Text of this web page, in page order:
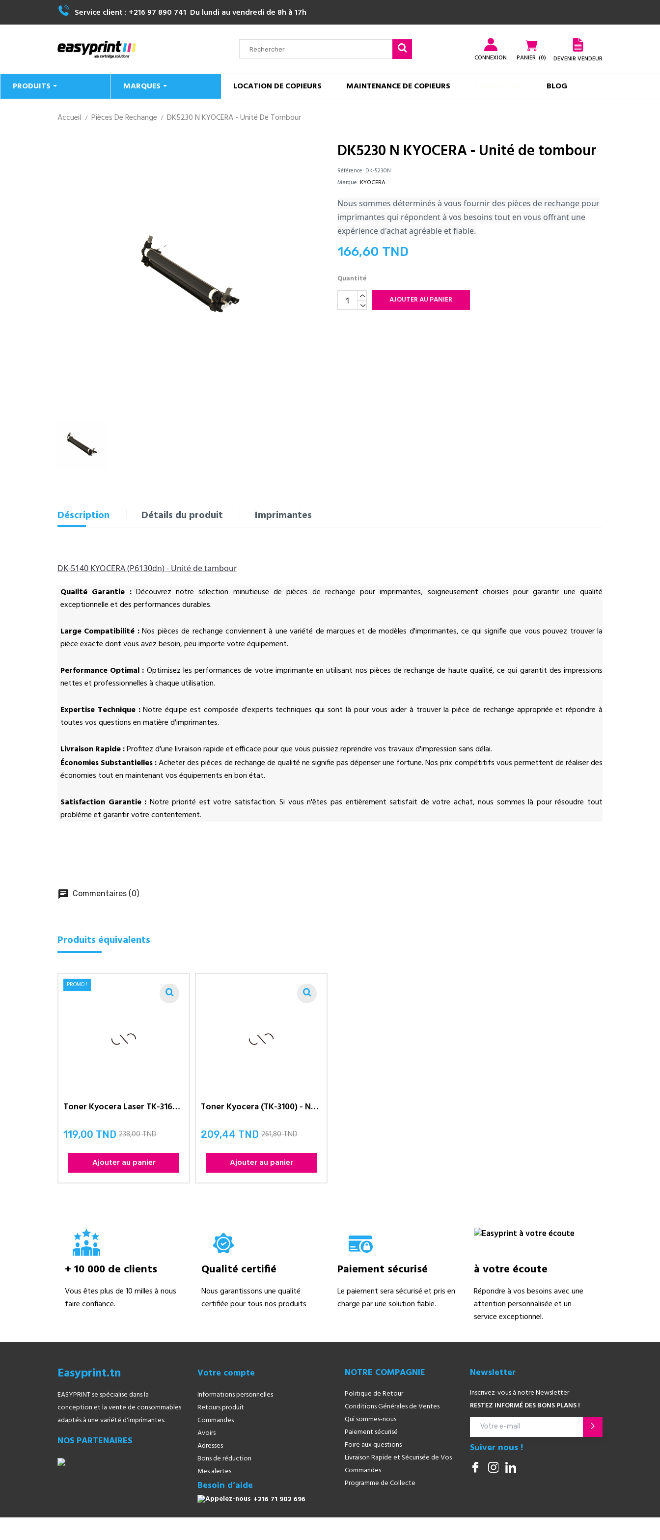
Service client : +216 97 890 741 Du lundi au vendredi de 8h à 17h
CONNEXION PANIER (0) DEVENIR VENDEUR
PRODUITS MARQUES LOCATION DE COPIEURS MAINTENANCE DE COPIEURS BLOG
Accueil Pièces De Rechange DK5230 N KYOCERA - Unité De Tombour
DK5230 N KYOCERA - Unité de tombour
Référence: DK-5230N
Marque: KYOCERA
Nous sommes déterminés à vous fournir des pièces de rechange pour
imprimantes qui répondent à vos besoins tout en vous offrant une
expérience d'achat agréable et fiable.
166,60 TND
Quantité
AJOUTER AU PANIER
Déscription Détails du produit Imprimantes
DK-5140 KYOCERA (P6130dn) - Unité de tambour
Qualité Garantie : Découvrez notre sélection minutieuse de pièces de rechange pour imprimantes, soigneusement choisies pour garantir une qualité
exceptionnelle et des performances durables.
Large Compatibilité :Nos pièces de rechange conviennent à une variété de marques et de modèles d'imprimantes, ce qui signifie que vous pouvez trouver la
pièce exacte dont vous avez besoin, peu importe votre équipement.
Performance Optimal : Optimisez les performances de votre imprimante en utilisant nos pièces de rechange de haute qualité, ce qui garantit des impressions
nettes et professionnelles à chaque utilisation.
Expertise Technique :Notre équipe est composée d'experts techniques qui sont là pour vous aider à trouver la pièce de rechange appropriée et répondre à
toutes vos questions en matière d'imprimantes.
Livraison Rapide :Profitez d'une livraison rapide et efficace pour que vous puissiez reprendre vos travaux d'impression sans délai.
Économies Substantielles :Acheter des pièces de rechange de qualité ne signifie pas dépenser une fortune. Nos prix compétitifs vous permettent de réaliser des
économies tout en maintenant vos équipements en bon état.
Satisfaction Garantie : Notre priorité est votre satisfaction. Si vous n'êtes pas entièrement satisfait de votre achat, nous sommes là pour résoudre tout
problème et garantir votre contentement.
chat Commentaires (0)
Produits équivalents
Toner Kyocera Laser TK-3160 - NOIR
Prix
119,00 TND 238,00 TND
Ajouter au panier
PROMO !
Toner Kyocera (TK-3100) - Noir
Prix
209,44 TND 261,80 TND
Ajouter au panier
+ 10 000 de clients
Vous êtes plus de 10 milles à nous
faire confiance.
Qualité certifié
Nous garantissons une qualité
certifiée pour tous nos produits
Paiement sécurisé
Le paiement sera sécurisé et pris en
charge par une solution fiable.
à votre écoute
Répondre à vos besoins avec une
attention personnalisée et un
service exceptionnel.
Easyprint.tn
EASYPRINT se spécialise dans la
conception et la vente de consommables
adaptés à une variété d'imprimantes.
NOS PARTENAIRES
Votre compte
Informations personnelles
Retours produit
Commandes
Avoirs
Adresses
Bons de réduction
Mes alertes
Besoin d’aide
+216 71 902 696
NOTRE COMPAGNIE
Politique de Retour
Conditions Générales de Ventes
Qui sommes-nous
Paiement sécurisé
Foire aux questions
Livraison Rapide et Sécurisée de Vos
Commandes
Programme de Collecte
Newsletter
Inscrivez-vous à notre Newsletter
RESTEZ INFORMÉ DES BONS PLANS !
Suiver nous !